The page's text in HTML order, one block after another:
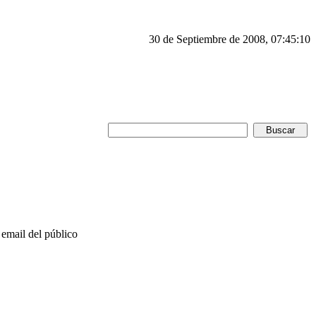
30 de Septiembre de 2008, 07:45:10
del público